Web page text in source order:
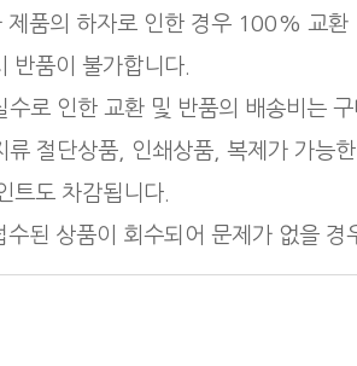
제품의 하자로 인한 경우 100% 교환
반품이 불가합니다.
수로 인한 교환 및 반품의 배송비는
류 절단상품, 인쇄상품, 복제가 가능
트도 차감됩니다.
수된 상품이 회수되어 문제가 없을